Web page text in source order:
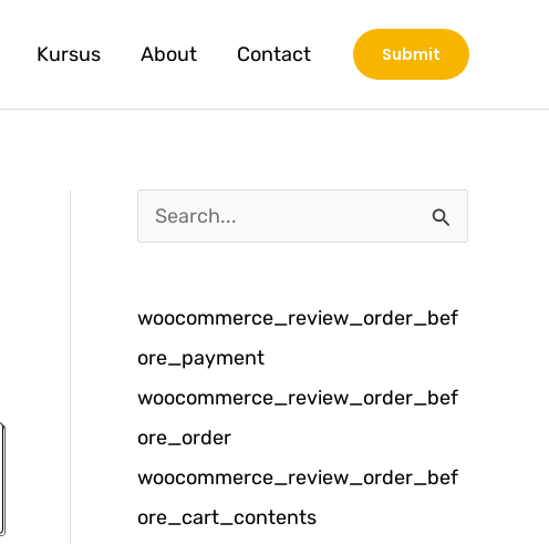
Kursus About Contact Submit
a
i
u
n
t
u
k
woocommerce_review_order_bef
ore_payment
woocommerce_review_order_bef
ore_order
woocommerce_review_order_bef
ore_cart_contents